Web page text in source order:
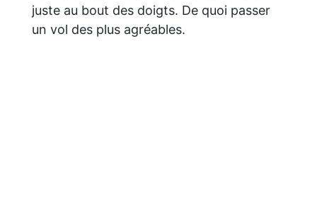
juste au bout des doigts. De quoi passer
un vol des plus agréables.